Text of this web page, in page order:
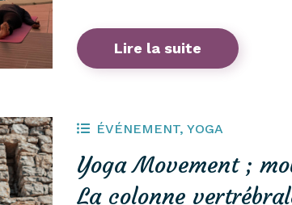
Lire la suite
ÉVÉNEMENT,YOGA
Yoga Movement ;
La colonne